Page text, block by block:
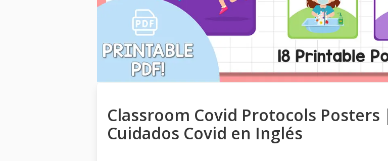
Classroom Covid Protocols Posters
Cuidados Covid en Inglés